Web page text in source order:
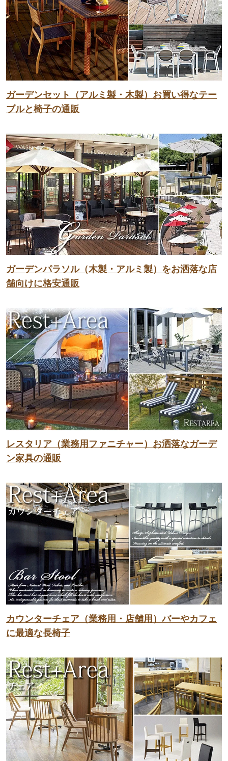
ガーデンセット（アルミ製・木製）お買い得なテー
ブルと椅子の通販
ガーデンパラソル（木製・アルミ製）をお洒落な店
舗向けに格安通販
レスタリア（業務用ファニチャー）お洒落なガーデ
ン家具の通販
カウンターチェア（業務用・店舗用）バーやカフェ
に最適な長椅子